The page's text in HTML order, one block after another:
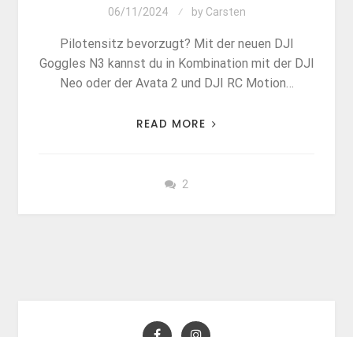
06/11/2024 by Carsten
Pilotensitz bevorzugt? Mit der neuen DJI
Goggles N3 kannst du in Kombination mit der DJI
Neo oder der Avata 2 und DJI RC Motion…
READ MORE
2